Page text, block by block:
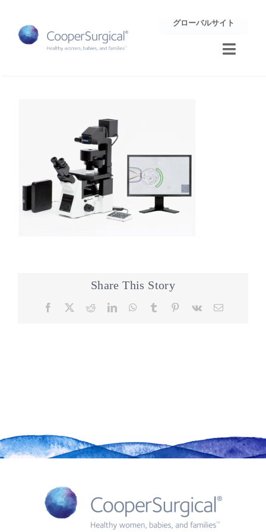
content
グローバルサイト
Toggle
サポート
企業情報
お問合せ
Share This Story
Facebook RedditLinkedInWhatsApp
Tumblr Pinterest
Vk Email